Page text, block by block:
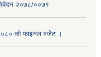
२०७८/००७९
को फाइनल बजेट ।